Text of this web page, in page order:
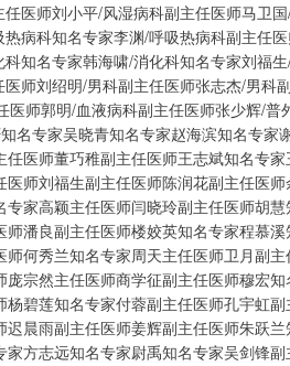
医师刘小平/风湿病科副主任医师马卫
病科知名专家李渊/呼吸热病科副主任
知名专家韩海啸/消化科知名专家刘福
师刘绍明/男科副主任医师张志杰/男科
师郭明/血液病科副主任医师张少辉/普
名专家吴晓青知名专家赵海滨知名专家
医师董巧稚副主任医师王志斌知名专
师刘福生副主任医师陈润花副主任医
家高颖主任医师闫晓玲副主任医师胡
潘良副主任医师楼姣英知名专家程慕
何秀兰知名专家周天主任医师卫月副
宗然主任医师商学征副主任医师穆宏知
碧莲知名专家付蓉副主任医师孔宇虹
晨雨副主任医师姜辉副主任医师朱跃
方志远知名专家尉禹知名专家吴剑锋